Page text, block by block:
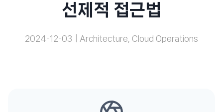
선제적 접근법
2024-12-03 Architecture Cloud Operations